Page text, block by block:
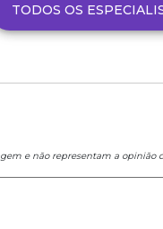
TODOS OS
e não representam a opinião